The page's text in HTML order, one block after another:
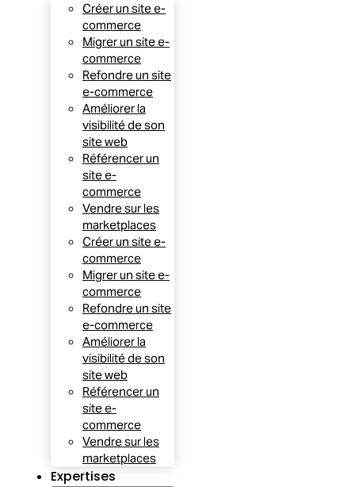
Créer un site e-
commerce
Migrer un site e-
commerce
Refondre un site
e-commerce
Améliorer la
visibilité de son
site web
Référencer un
site e-
commerce
Vendre sur les
marketplaces
Créer un site e-
commerce
Migrer un site e-
commerce
Refondre un site
e-commerce
Améliorer la
visibilité de son
site web
Référencer un
site e-
commerce
Vendre sur les
marketplaces
Expertises